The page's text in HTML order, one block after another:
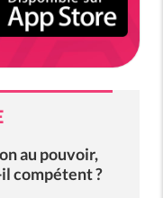
au pouvoir,
compétent ?